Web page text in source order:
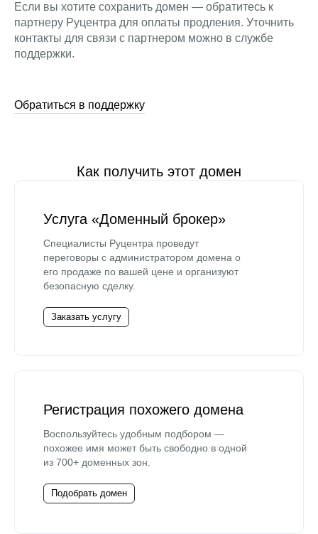
Если вы хотите сохранить домен — обратитесь к
партнеру Руцентра для оплаты продления. Уточнить
контакты для связи с партнером можно в службе
поддержки.
Обратиться в поддержку
Как получить этот домен
Услуга «Доменный брокер»
Специалисты Руцентра проведут
переговоры с администратором домена о
его продаже по вашей цене и организуют
безопасную сделку.
Заказать услугу
Регистрация похожего домена
Воспользуйтесь удобным подбором —
похожее имя может быть свободно в одной
из 700+ доменных зон.
Подобрать домен